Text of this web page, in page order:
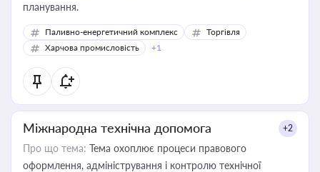
планування.
Паливно-енергетичний комплекс
Торгівля
Харчова промисловість
+1
Міжнародна технічна допомога +2
Про що тема: Тема охоплює процеси правового
оформлення, адміністрування і контролю технічної